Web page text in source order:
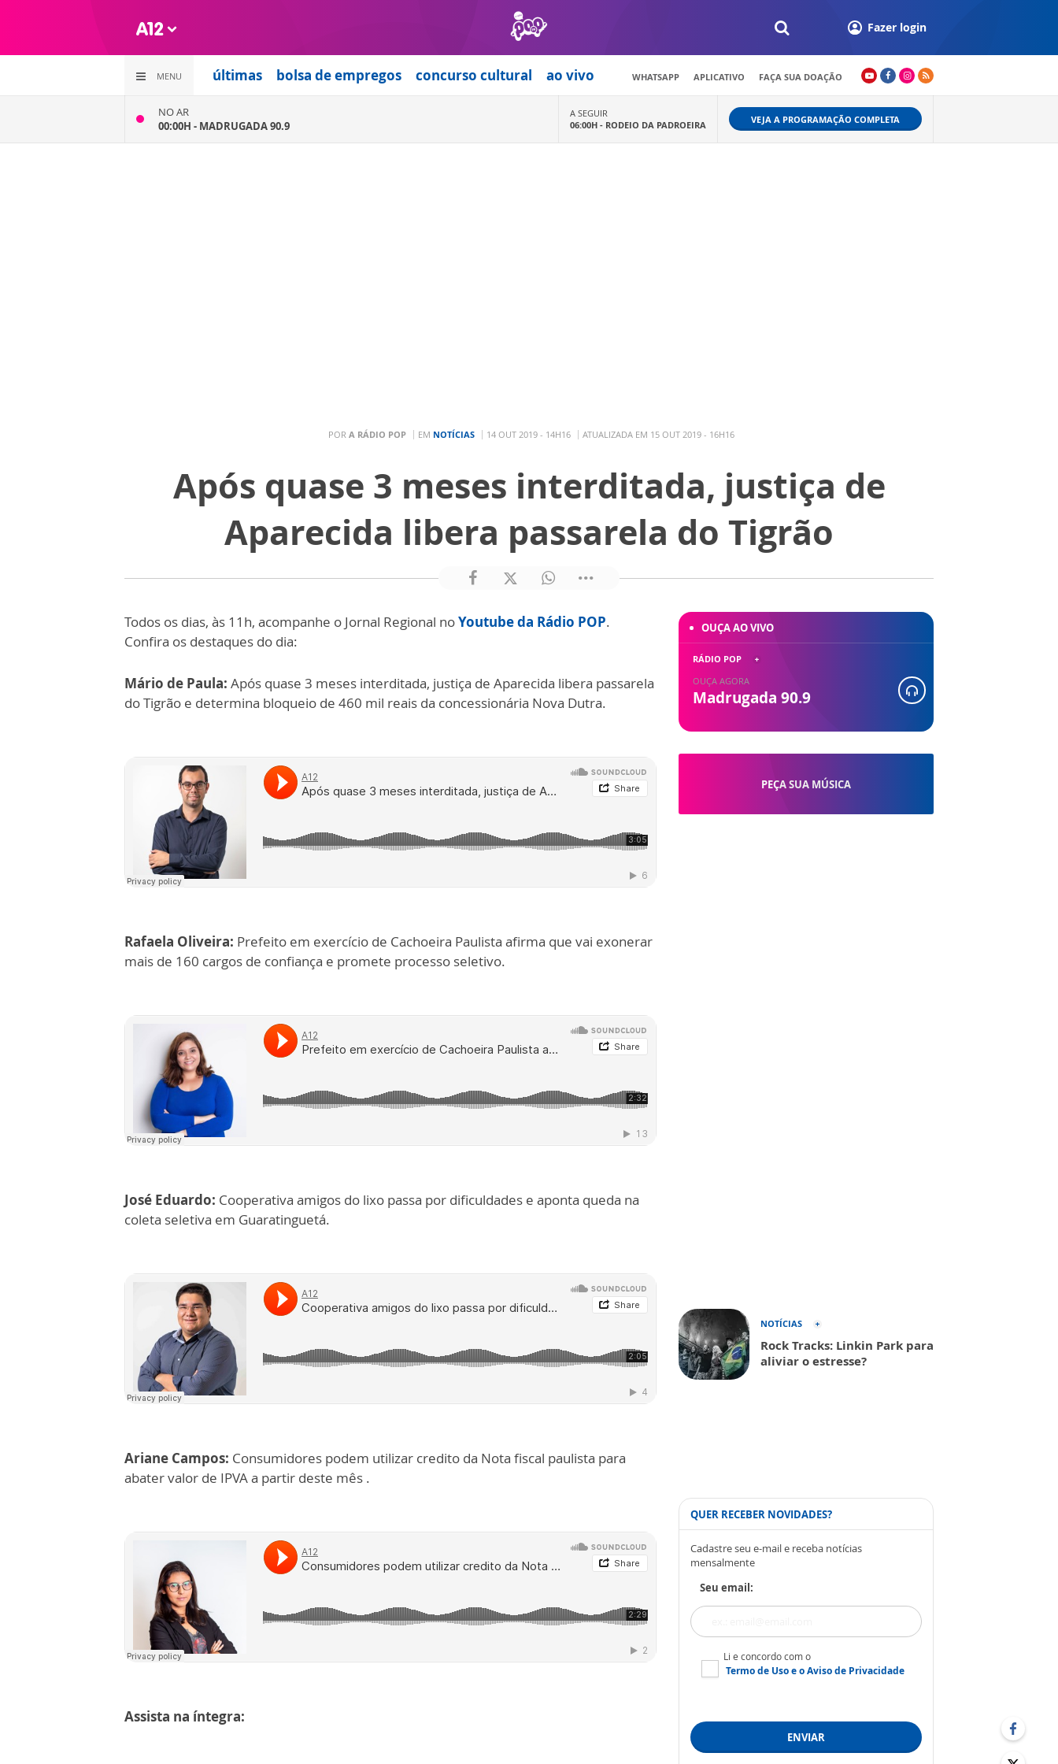
Fazer login
MENU últimas bolsa de empregos concurso cultural ao vivo WHATSAPP APLICATIVO FAÇA SUA DOAÇÃO
NO AR
00:00H - MADRUGADA 90.9
A SEGUIR
06:00H - RODEIO DA PADROEIRA VEJA A PROGRAMAÇÃO COMPLETA
POR A RÁDIO POP EM NOTÍCIAS 14 OUT 2019 - 14H16 ATUALIZADA EM 15 OUT 2019 - 16H16
Após quase 3 meses interditada, justiça de
Aparecida libera passarela do Tigrão
Todos os dias, às 11h, acompanhe o Jornal Regional noYoutube da Rádio POP.
Confira os destaques do dia:
Mário de Paula: Após quase 3 meses interditada, justiça de Aparecida libera passarela
do Tigrão e determina bloqueio de 460 mil reais da concessionária Nova Dutra.
Rafaela Oliveira: Prefeito em exercício de Cachoeira Paulista afirma que vai exonerar
mais de 160 cargos de confiança e promete processo seletivo.
José Eduardo: Cooperativa amigos do lixo passa por dificuldades e aponta queda na
coleta seletiva em Guaratinguetá.
Ariane Campos: Consumidores podem utilizar credito da Nota fiscal paulista para
abater valor de IPVA a partir deste mês .
Assista na íntegra:
PEÇA SUA MÚSICA
OUÇA AO VIVO
RÁDIO POP
OUÇA AGORA
Madrugada 90.9
NOTÍCIAS
Rock Tracks: Linkin Park para
aliviar o estresse?
QUER RECEBER NOVIDADES?
Cadastre seu e-mail e receba notícias
mensalmente
Seu email:
Li e concordo com o
Termo de Usoe oAviso de Privacidade
ENVIAR